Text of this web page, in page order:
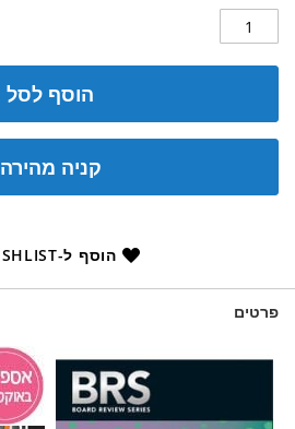
הוסף לסל
קניה מהירה
הוסף ל-WISHLIST
פרטים